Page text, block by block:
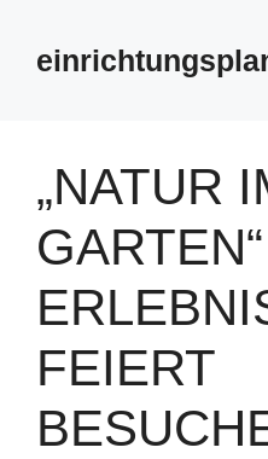
springen
„NATUR
GARTEN“
FEIERT